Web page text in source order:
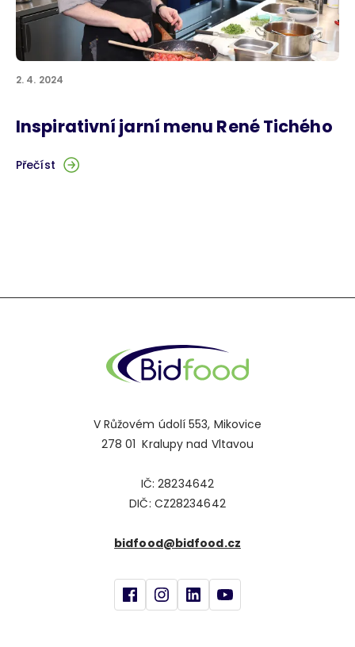
2. 4. 2024
Inspirativní jarní menu René Tichého
Přečíst
V Růžovém údolí 553, Mikovice
278 01 Kralupy nad Vltavou
IČ: 28234642
DIČ: CZ28234642
bidfood@bidfood.cz